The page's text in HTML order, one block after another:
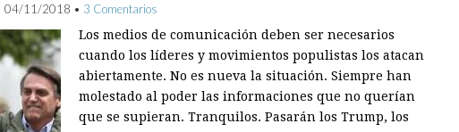
04/11/2018 • 3 Comentarios
Los medios de comunicación deben ser necesarios
cuando los líderes y movimientos populistas los atacan
abiertamente. No es nueva la situación. Siempre han
molestado al poder las informaciones que no querían
que se supieran. Tranquilos. Pasarán los Trump, los